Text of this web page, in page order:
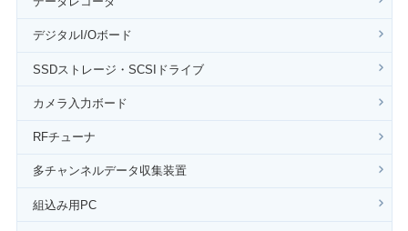
デジタルI/Oボード
SSDストレージ・SCSIドライブ
カメラ入力ボード
RFチューナ
多チャンネルデータ収集装置
組込み用PC